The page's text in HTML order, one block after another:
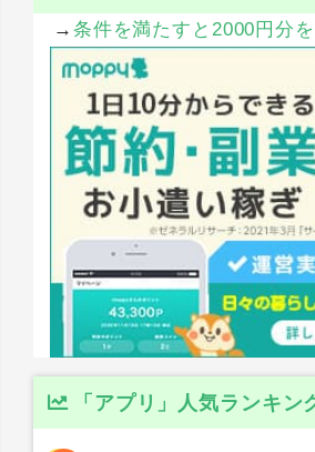
→ 条件を満たすと2000円分
「アプリ」人気ランキン